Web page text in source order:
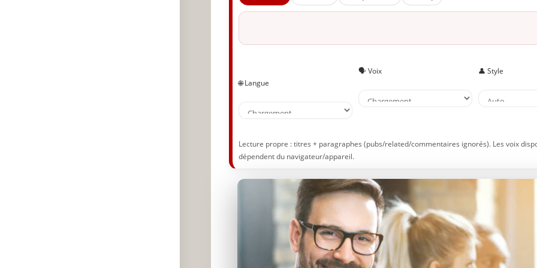
Se faire respecter, c’est aussi savoir se respecter soi-même
Respectez vos limites
Prenez soin de vos affaires
Se faire respecter en s’affirmant
Évitez de vous souler en public
Défendez-vous lorsque c’est nécessaire
Évitez de vous excuser tout le temps
Connaissez votre valeur
Souvenez-vous de vous faire passer en premier… ou au moins pas en
dernier
Saluez les gens de façon amicale
🌐 Langue
🗣️ Voix 👤 Style
Lecture propre : titres + paragraphes (pubs/related/commentaires ignorés). Les voix
dépendent du navigateur/appareil.